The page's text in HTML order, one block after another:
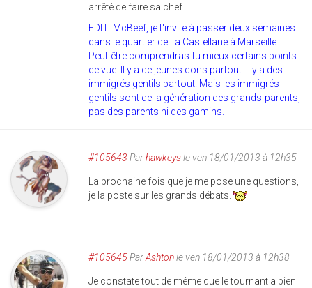
arrêté de faire sa chef.
EDIT: McBeef, je t'invite à passer deux semaines
dans le quartier de La Castellane à Marseille.
Peut-être comprendras-tu mieux certains points
de vue. Il y a de jeunes cons partout. Il y a des
immigrés gentils partout. Mais les immigrés
gentils sont de la génération des grands-parents,
pas des parents ni des gamins.
#105643 Parhawkeysle ven 18/01/2013 à 12h35
La prochaine fois que je me pose une questions,
je la poste sur les grands débats.
#105645ParAshtonle ven 18/01/2013 à 12h38
Je constate tout de même que le tournant a bien